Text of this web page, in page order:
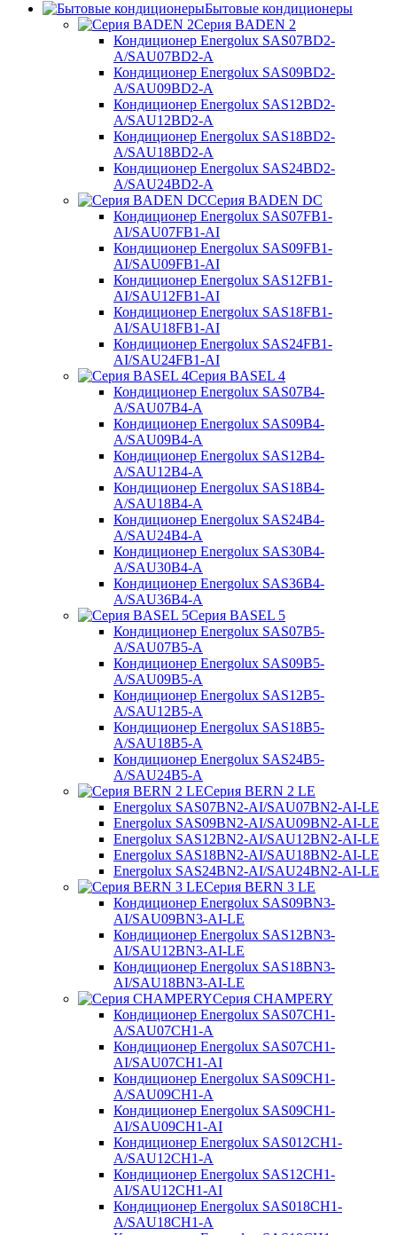
Бытовые кондиционеры
Серия BADEN 2
Кондиционер Energolux SAS07BD2-
A/SAU07BD2-A
Кондиционер Energolux SAS09BD2-
A/SAU09BD2-A
Кондиционер Energolux SAS12BD2-
A/SAU12BD2-A
Кондиционер Energolux SAS18BD2-
A/SAU18BD2-A
Кондиционер Energolux SAS24BD2-
A/SAU24BD2-A
Серия BADEN DC
Кондиционер Energolux SAS07FB1-
AI/SAU07FB1-AI
Кондиционер Energolux SAS09FB1-
AI/SAU09FB1-AI
Кондиционер Energolux SAS12FB1-
AI/SAU12FB1-AI
Кондиционер Energolux SAS18FB1-
AI/SAU18FB1-AI
Кондиционер Energolux SAS24FB1-
AI/SAU24FB1-AI
Серия BASEL 4
Кондиционер Energolux SAS07B4-
A/SAU07B4-A
Кондиционер Energolux SAS09B4-
A/SAU09B4-A
Кондиционер Energolux SAS12B4-
A/SAU12B4-A
Кондиционер Energolux SAS18B4-
A/SAU18B4-A
Кондиционер Energolux SAS24B4-
A/SAU24B4-A
Кондиционер Energolux SAS30B4-
A/SAU30B4-A
Кондиционер Energolux SAS36B4-
A/SAU36B4-A
Серия BASEL 5
Кондиционер Energolux SAS07B5-
A/SAU07B5-A
Кондиционер Energolux SAS09B5-
A/SAU09B5-A
Кондиционер Energolux SAS12B5-
A/SAU12B5-A
Кондиционер Energolux SAS18B5-
A/SAU18B5-A
Кондиционер Energolux SAS24B5-
A/SAU24B5-A
Серия BERN 2 LE
Energolux SAS07BN2-AI/SAU07BN2-AI-LE
Energolux SAS09BN2-AI/SAU09BN2-AI-LE
Energolux SAS12BN2-AI/SAU12BN2-AI-LE
Energolux SAS18BN2-AI/SAU18BN2-AI-LE
Energolux SAS24BN2-AI/SAU24BN2-AI-LE
Серия BERN 3 LE
Кондиционер Energolux SAS09BN3-
AI/SAU09BN3-AI-LE
Кондиционер Energolux SAS12BN3-
AI/SAU12BN3-AI-LE
Кондиционер Energolux SAS18BN3-
AI/SAU18BN3-AI-LE
Серия CHAMPERY
Кондиционер Energolux SAS07CH1-
A/SAU07CH1-A
Кондиционер Energolux SAS07CH1-
AI/SAU07CH1-AI
Кондиционер Energolux SAS09CH1-
A/SAU09CH1-A
Кондиционер Energolux SAS09CH1-
AI/SAU09CH1-AI
Кондиционер Energolux SAS012CH1-
A/SAU12CH1-A
Кондиционер Energolux SAS12CH1-
AI/SAU12CH1-AI
Кондиционер Energolux SAS018CH1-
A/SAU18CH1-A